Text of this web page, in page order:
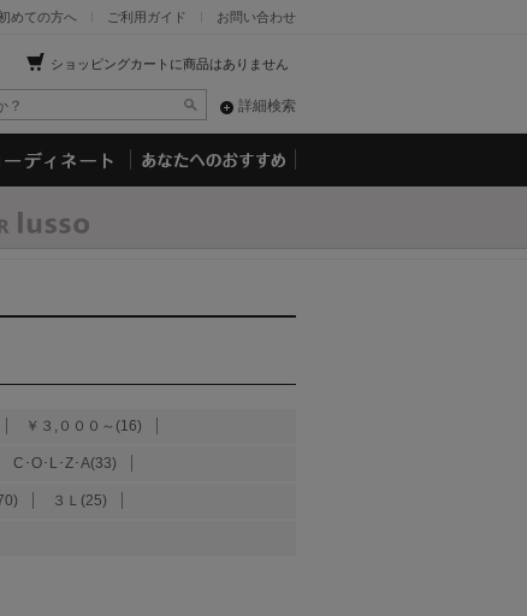
お問い合わせ
ご利用ガイド
めての方へ
ショッピングカートに商品はありません
詳細検索
￥３,０００～(16)
C･O･L･Z･A(33)
３Ｌ(25)